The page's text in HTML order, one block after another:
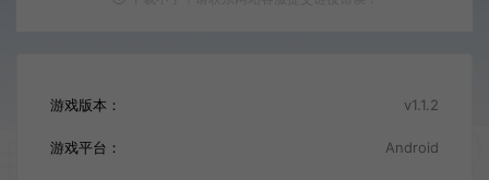
游戏版本： v1.1.2
游戏平台： Android